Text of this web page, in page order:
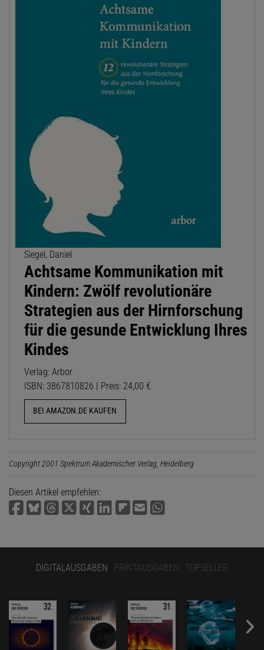
Siegel, Daniel
Achtsame Kommunikation mit
Kindern: Zwölf revolutionäre
Strategien aus der Hirnforschung
für die gesunde Entwicklung Ihres
Kindes
Verlag: Arbor
ISBN: 3867810826 | Preis: 24,00 €
BEI AMAZON.DE KAUFEN
Copyright 2001 Spektrum Akademischer Verlag, Heidelberg
Diesen Artikel empfehlen:
DIGITALAUSGABEN PRINTAUSGABEN TOPSELLER